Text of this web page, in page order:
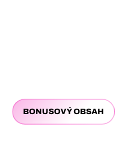
BONUSOVÝ OBSAH